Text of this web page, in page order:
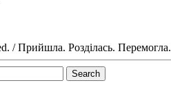
/ Прийшла. Розділась. Перемогла.